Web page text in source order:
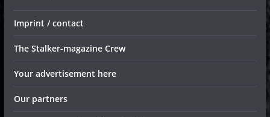
Imprint / contact
The Stalker-magazine Crew
Your advertisement here
Our partners